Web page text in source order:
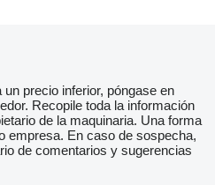
precio inferior, póngase en
Recopile toda la información
de la maquinaria. Una forma
empresa. En caso de sospecha,
de comentarios y sugerencias